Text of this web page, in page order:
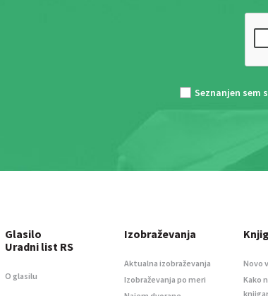
Seznanjen sem s
Glasilo
Uradni list RS
O glasilu
Izobraževanja
Aktualna izobraževanja
Izobraževanja po meri
Novo
Kako